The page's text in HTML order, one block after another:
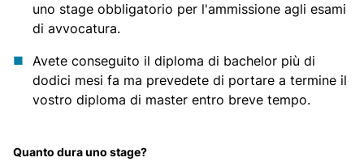
uno stage obbligatorio per l'ammissione agli esami
di avvocatura.
Avete conseguito il diploma di bachelor più di
dodici mesi fa ma prevedete di portare a termine il
vostro diploma di master entro breve tempo.
Quanto dura uno stage?